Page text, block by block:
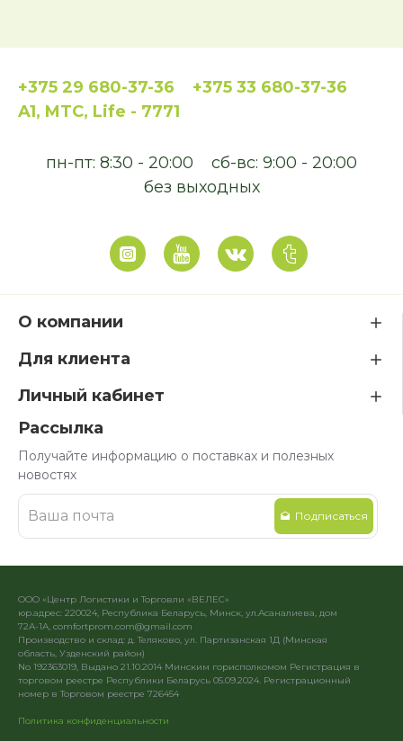
+375 29 680-37-36
+375 33 680-37-36
A1, MTC, Life - 7771
пн-пт: 8:30 - 20:00
сб-вс: 9:00 - 20:00
без выходных
О компании
Для клиента
Личный кабинет
Рассылка
Получайте информацию о поставках и полезных
новостях
Подписаться
ООО «Центр Логистики и Торговли «ВЕЛЕС»
юр.адрес: 220024, Республика Беларусь, Минск, ул.Асаналиева, дом
72А-1А, comfortprom.com@gmail.com
Производство и склад: д. Теляково, ул. Партизанская 1Д (Минская
область, Узденский район)
No 192363019, Выдано 21.10.2014 Минским горисполкомом Регистрация в
торговом реестре Республики Беларусь 05.09.2024. Регистрационный
номер в Торговом реестре 726454
Политика конфиденциальности